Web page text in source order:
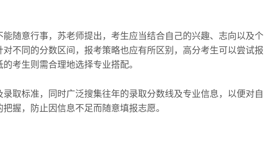
随意行事，苏老师提出，考生应当结合自己的兴趣、志向以及个
不同的分数区间，报考策略也应有所区别，高分考生可以尝试报
考生则需合理地选择专业搭配。
取标准，同时广泛搜集往年的录取分数线及专业信息，以便对自
握，防止因信息不足而随意填报志愿。